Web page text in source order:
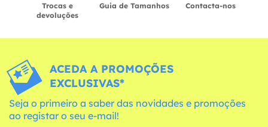
Trocas e
devoluções
Guia de Tamanhos Contacta-nos
ACEDA A PROMOÇÕES
EXCLUSIVAS*
Seja o primeiro a saber das novidades e promoções
ao registar o seu e-mail!